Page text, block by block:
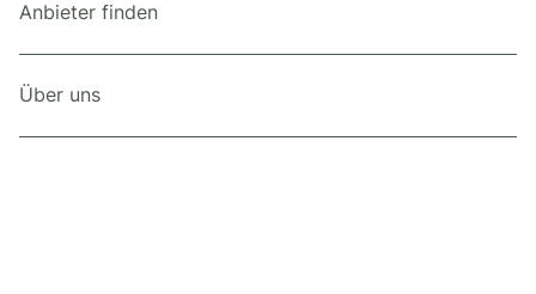
Anbieter finden
Über uns